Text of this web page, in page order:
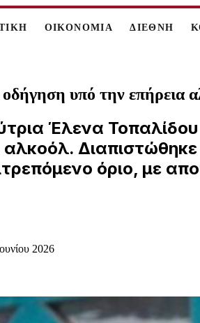
ΟΙΚΟΝΟΜΙΑ ΔΙΕΘΝΗ
υπό την επήρεια
Έλενα
αλκοόλ.
όριο, με
2026